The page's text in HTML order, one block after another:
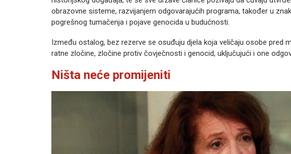
obrazovne sisteme, razvijanjem odgovarajućih programa, također u
pogrešnog tumačenja i pojave genocida u budućnosti.
Između ostalog, bez rezerve se osuđuju djela koja veličaju osobe pred
ratne zločine, zločine protiv čovječnosti i genocid, uključujući i one
Ništa neće promijeniti